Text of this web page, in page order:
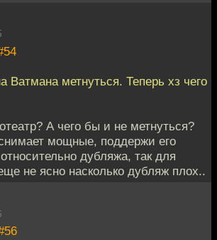
Ватмана метнуться. Теперь хз чего
А чего бы и не метнуться?
мощные, поддержи его
дубляжа, так для
не ясно насколько дубляж плох..